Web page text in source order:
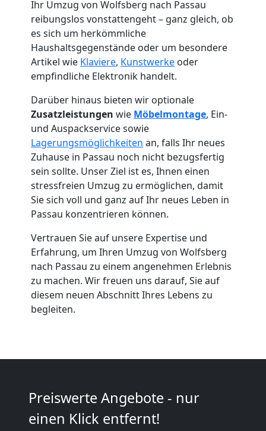
Ihr Umzug von Wolfsberg nach Passau
reibungslos vonstattengeht – ganz gleich, ob
es sich um herkömmliche
Haushaltsgegenstände oder um besondere
Artikel wie Klaviere, Kunstwerke oder
empfindliche Elektronik handelt.
Darüber hinaus bieten wir optionale
Zusatzleistungen wie Möbelmontage, Ein-
und Auspackservice sowie
Lagerungsmöglichkeiten an, falls Ihr neues
Zuhause in Passau noch nicht bezugsfertig
sein sollte. Unser Ziel ist es, Ihnen einen
stressfreien Umzug zu ermöglichen, damit
Sie sich voll und ganz auf Ihr neues Leben in
Passau konzentrieren können.
Vertrauen Sie auf unsere Expertise und
Erfahrung, um Ihren Umzug von Wolfsberg
nach Passau zu einem angenehmen Erlebnis
zu machen. Wir freuen uns darauf, Sie auf
diesem neuen Abschnitt Ihres Lebens zu
begleiten.
Preiswerte Angebote - nur
einen Klick entfernt!
Umzugshelfer
Wolfsberg
Möbeltaxi
Wolfsberg
Möbelmontage